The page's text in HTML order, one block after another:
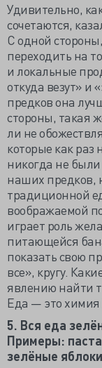
Удивительно,
сочетаются,
С одной
переходить на
и локальные
откуда везут» и
предков она
стороны, такая
ли не
которые как раз
никогда не
наших предков,
традиционной
воображаемой
играет роль
питающейся
показать свою
все», кругу.
явлению найти
Еда — это химия
5. Вся еда
Примеры:
зелёные